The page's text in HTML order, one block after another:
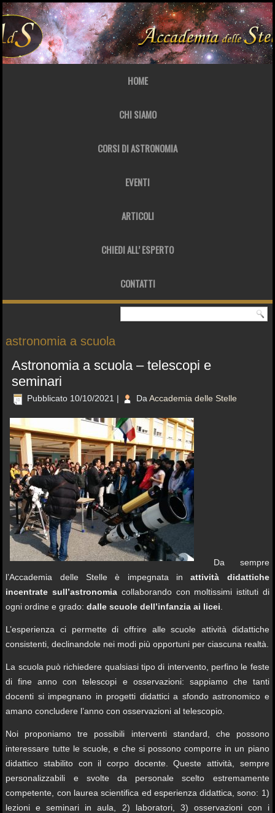
HOME
CHI SIAMO
CORSI DI ASTRONOMIA
EVENTI
ARTICOLI
CHIEDI ALL’ ESPERTO
CONTATTI
astronomia a scuola
Astronomia a scuola – telescopi e
seminari
Pubblicato 10/10/2021 | Da Accademia delle Stelle
Da sempre
l’Accademia delle Stelle è impegnata inattività didattiche
incentrate sull’astronomia collaborando con moltissimi istituti di
ogni ordine e grado:dalle scuole dell’infanzia ai licei
L’esperienza ci permette di offrire alle scuole attività didattiche
consistenti, declinandole nei modi più opportuni per ciascuna realtà.
La scuola può richiedere qualsiasi tipo di intervento, perfino le feste
di fine anno con telescopi e osservazioni: sappiamo che tanti
docenti si impegnano in progetti didattici a sfondo astronomico e
amano concludere l’anno con osservazioni al telescopio.
Noi proponiamo tre possibili interventi standard, che possono
interessare tutte le scuole, e che si possono comporre in un piano
didattico stabilito con il corpo docente. Queste attività, sempre
personalizzabili e svolte da personale scelto estremamente
competente, con laurea scientifica ed esperienza didattica, sono: 1)
lezioni e seminari in aula, 2) laboratori, 3) osservazioni con i